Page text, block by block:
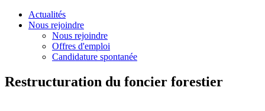
Actualités
Nous rejoindre
Nous rejoindre
Offres d'emploi
Candidature spontanée
Restructuration du foncier forestier